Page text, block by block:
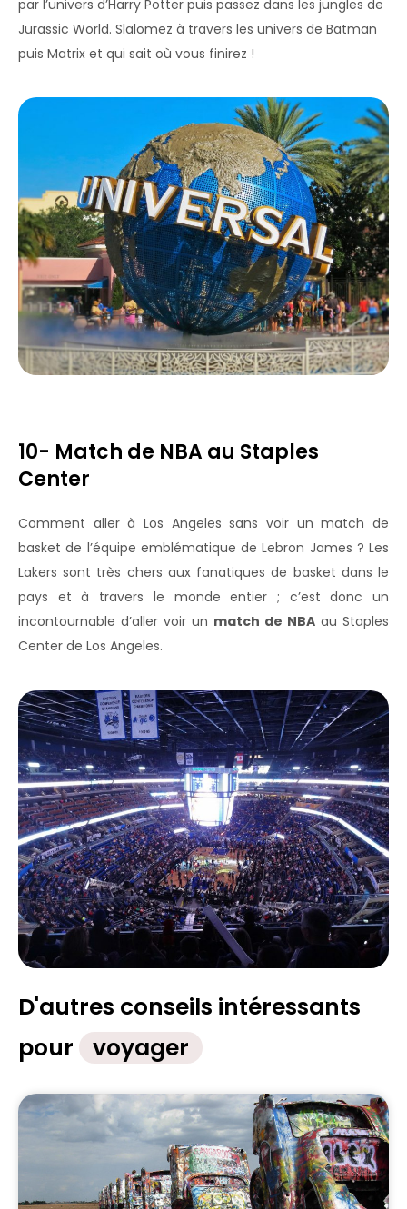
par l’univers d’Harry Potter puis passez dans les jungles de
Jurassic World. Slalomez à travers les univers de Batman
puis Matrix et qui sait où vous finirez !
10- Match de NBA au Staples
Center
Comment aller à Los Angeles sans voir un match de
basket de l’équipe emblématique de Lebron James ? Les
Lakers sont très chers aux fanatiques de basket dans le
pays et à travers le monde entier ; c’est donc un
incontournable d’aller voir un match de NBA au Staples
Center de Los Angeles.
D'autres conseils intéressants
pour
voyager